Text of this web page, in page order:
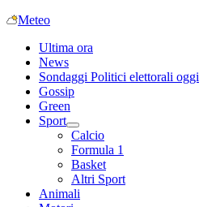
Meteo
Ultima ora
News
Sondaggi Politici elettorali oggi
Gossip
Green
Sport
Calcio
Formula 1
Basket
Altri Sport
Animali